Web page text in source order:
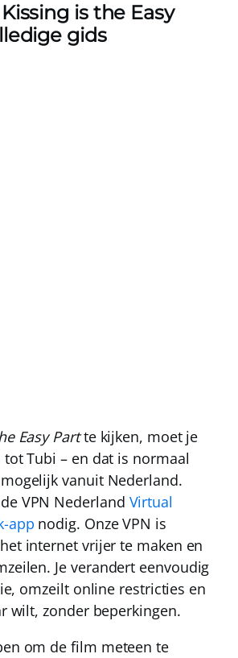
is the Easy
gids
Easy Partte kijken, moet je
Tubi – en dat is normaal
vanuit Nederland.
VPN Nederland Virtual
app nodig. Onze VPN is
internet vrijer te maken en
Je verandert eenvoudig
omzeilt online restricties en
wilt, zonder beperkingen.
om de film meteen te